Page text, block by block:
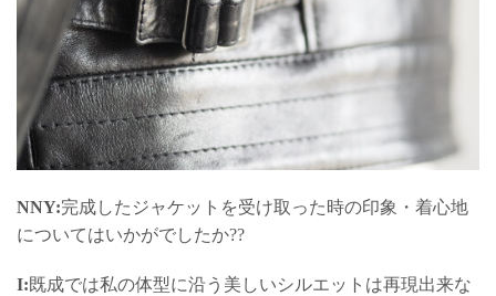
NNY:完成したジャケットを受け取った時の印象・着心地
についてはいかがでしたか??
I:既成では私の体型に沿う美しいシルエットは再現出来な